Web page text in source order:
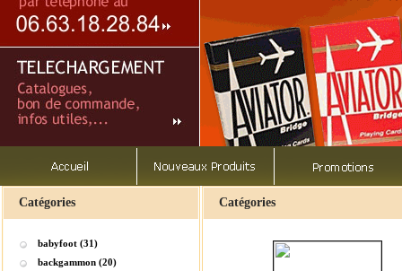
Catégories
babyfoot (31)
backgammon (20)
Catégories